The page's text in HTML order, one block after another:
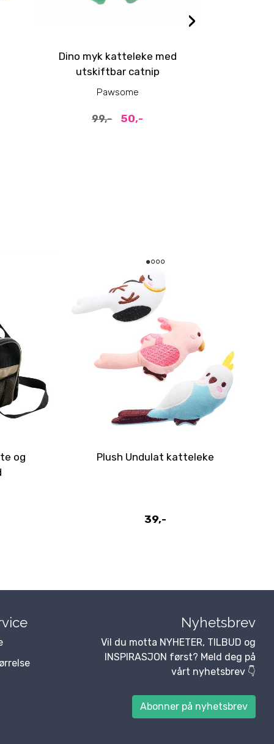
Dino myk katteleke med
utskiftbar catnip
Pawsome
99,- 50,-
›
og
Plush Undulat katteleke
39,-
Nyhetsbrev
Vil du motta NYHETER, TILBUD og
INSPIRASJON først? Meld deg på
vårt nyhetsbrev 👇
Abonner på nyhetsbrev